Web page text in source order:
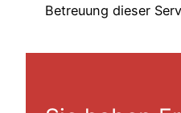
Betreuung dieser